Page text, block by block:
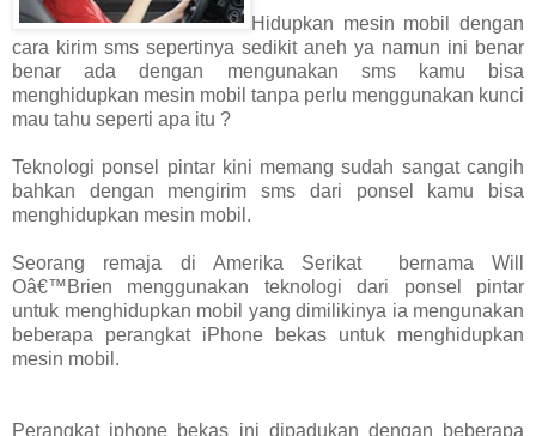
Hidupkan mesin mobil dengan
cara kirim sms sepertinya sedikit aneh ya namun ini benar
benar ada dengan mengunakan sms kamu bisa
menghidupkan mesin mobil tanpa perlu menggunakan kunci
mau tahu seperti apa itu ?
Teknologi ponsel pintar kini memang sudah sangat cangih
bahkan dengan mengirim sms dari ponsel kamu bisa
menghidupkan mesin mobil.
Seorang remaja di Amerika Serikat bernama Will
Oâ€™Brien menggunakan teknologi dari ponsel pintar
untuk menghidupkan mobil yang dimilikinya ia mengunakan
beberapa perangkat iPhone bekas untuk menghidupkan
mesin mobil.
Perangkat iphone bekas ini dipadukan dengan beberapa